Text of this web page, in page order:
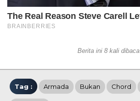
Berita ini 8 kali dibaca
Tag : Armada Bukan Chord